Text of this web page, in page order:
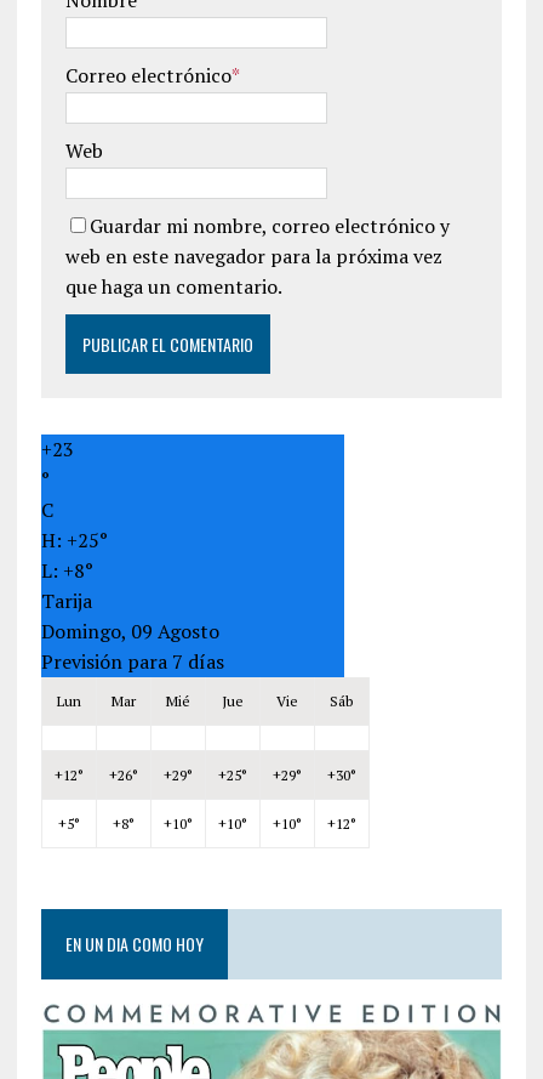
Correo electrónico*
Web
Guardar mi nombre, correo electrónico y
web en este navegador para la próxima vez
que haga un comentario.
+23
°
C
H: +25°
L: +8°
Tarija
Domingo, 09 Agosto
Previsión para 7 días
Lun Mar Mié Jue Vie Sáb
+12° +26° +29° +25° +29° +30°
+5° +8° +10° +10° +10° +12°
EN UN DIA COMO HOY